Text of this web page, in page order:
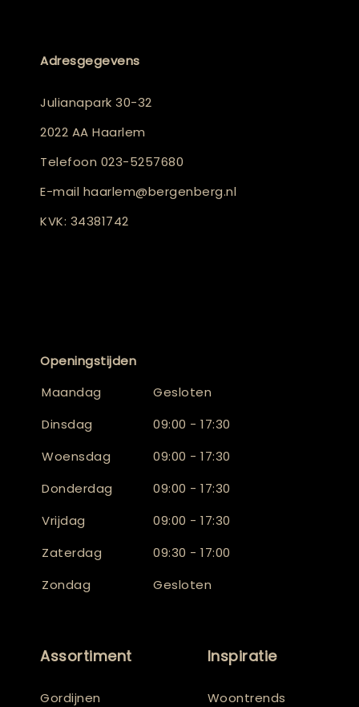
Adresgegevens
Julianapark 30-32
2022 AA Haarlem
Telefoon 023-5257680
E-mail haarlem@bergenberg.nl
KVK: 34381742
Openingstijden
Maandag
Gesloten
Dinsdag
09:00 - 17:30
Woensdag
09:00 - 17:30
Donderdag
09:00 - 17:30
Vrijdag
09:00 - 17:30
Zaterdag
09:30 - 17:00
Zondag
Gesloten
Assortiment
Gordijnen
Inspiratie
Woontrends